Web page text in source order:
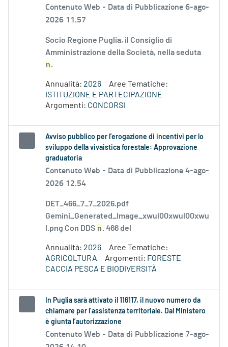
Contenuto Web - Data di Pubblicazione 6-ago-
2026 11.57
Socio Regione Puglia, il Consiglio di
Amministrazione della Società, nella seduta
n.
Annualità: 2026
Aree Tematiche:
ISTITUZIONE E PARTECIPAZIONE
Argomenti: CONCORSI
Avviso pubblico per l’erogazione di incentivi per lo
sviluppo della vivaistica forestale: Approvazione
graduatoria
Contenuto Web - Data di Pubblicazione 4-ago-
2026 12.54
DET_466_7_7_2026.pdf
Gemini_Generated_Image_xwul00xwul00xwu
l.png Con DDS n. 466 del
Annualità: 2026
Aree Tematiche:
AGRICOLTURA
Argomenti: FORESTE
CACCIA PESCA E BIODIVERSITÀ
In Puglia sarà attivato il 116117, il nuovo numero da
chiamare per l’assistenza territoriale. Dal Ministero
è giunta l’autorizzazione
Contenuto Web - Data di Pubblicazione 7-ago-